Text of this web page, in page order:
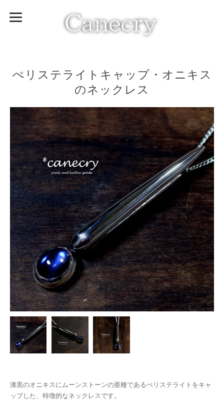
ぺリステライトキャップ・オニキス
のネックレス
漆黒のオニキスにムーンストーンの亜種であるぺリステライトをキャ
ップした、特徴的なネックレスです。